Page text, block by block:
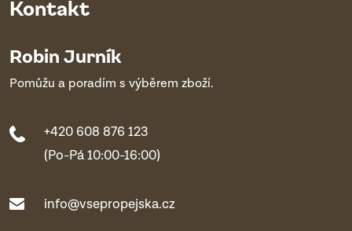
Kontakt
Robin Jurník
Pomůžu a poradím s výběrem zboží.
+420 608 876 123
(Po-Pá 10:00-16:00)
info@vsepropejska.cz